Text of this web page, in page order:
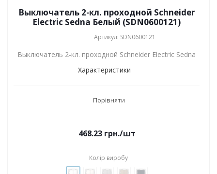
Выключатель 2-кл. проходной Schneider
Electric Sedna Белый (SDN0600121)
Артикул: SDN0600121
Выключатель 2-кл. проходной Schneider Electric Sedna
Характеристики
Порівняти
468.23грн./шт
Колір виробу